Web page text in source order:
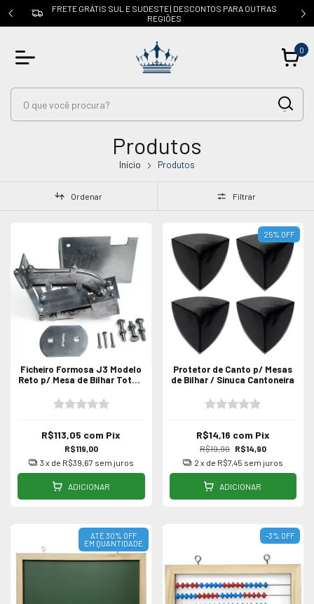
CUPOM: PRIMEIRACOMPRA | 5% OFF na 1ª compra
0
Produtos
Início Produtos
Ordenar Filtrar
Ficheiro Formosa J3 Modelo
Reto p/ Mesa de Bilhar Totó /
R$119,00
R$113,05 com Pix
3 x de R$39,67 sem juros
ADICIONAR
25% OFF
Protetor de Canto p/ Mesas
de Bilhar / Sinuca Cantoneira
R$19,90 R$14,90
R$14,16 com Pix
2 x de R$7,45 sem juros
ADICIONAR
ATÉ 30% OFF
EM QUANTIDADE
-3% OFF